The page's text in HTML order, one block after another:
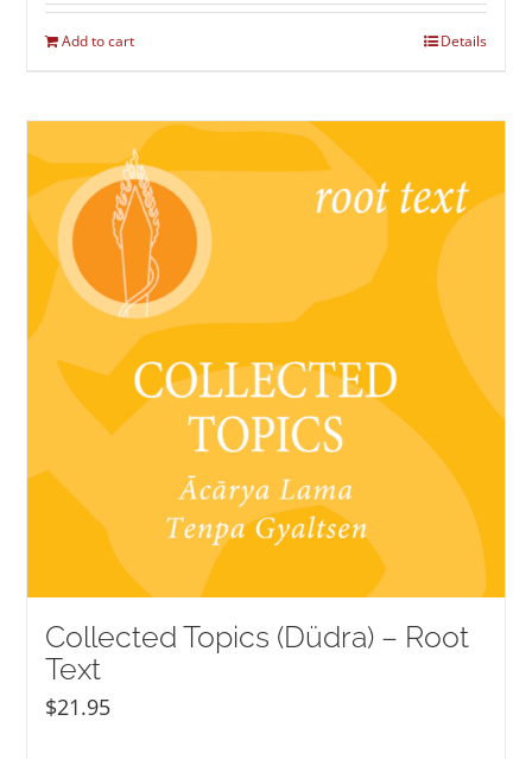
Add to cart Details
Collected Topics (Düdra) – Root
Text
$21.95